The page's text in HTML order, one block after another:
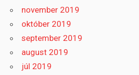
november 2019
október 2019
september 2019
august 2019
júl 2019